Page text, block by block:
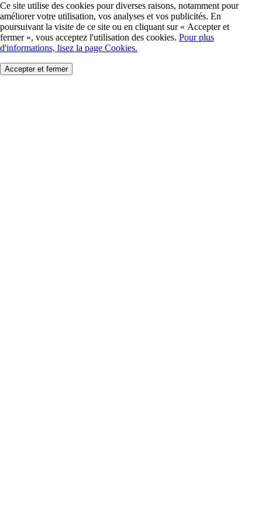
Ce site utilise des cookies pour diverses raisons, notamment pour
améliorer votre utilisation, vos analyses et vos publicités. En
poursuivant la visite de ce site ou en cliquant sur « Accepter et
fermer », vous acceptez l'utilisation des cookies. Pour plus
d'informations, lisez la page Cookies.
Accepter et fermer